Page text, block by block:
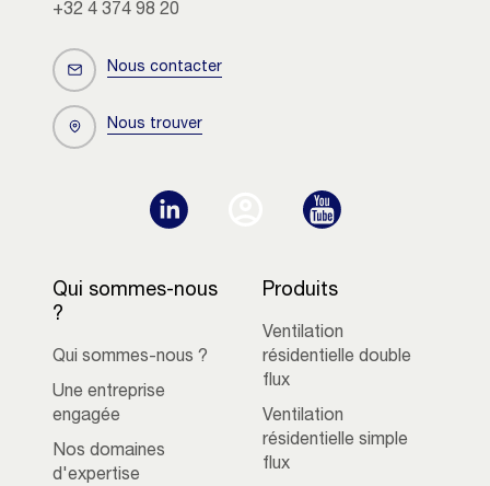
+32 4 374 98 20
Nous contacter
Nous trouver
Qui sommes-nous
?
Qui sommes-nous ?
Une entreprise
engagée
Nos domaines
d'expertise
Produits
Ventilation
résidentielle double
flux
Ventilation
résidentielle simple
flux